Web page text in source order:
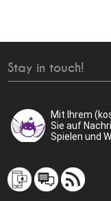
Stay in touch!
Mit Ihrem
Sie auf
Spielen und